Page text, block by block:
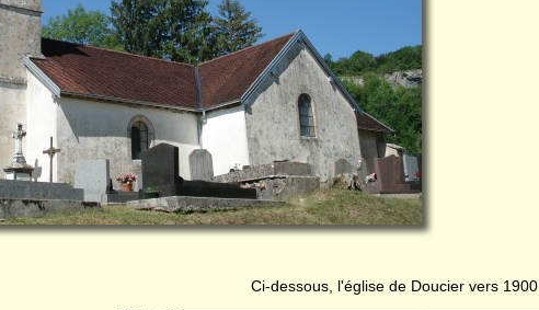
Ci-dessous, l'église de Doucier vers 1900